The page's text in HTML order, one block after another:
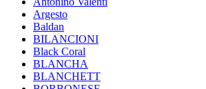
Argesto
Baldan
BILANCIONI
Black Coral
BLANCHA
BLANCHETT